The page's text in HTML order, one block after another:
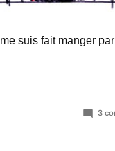
suis fait manger
3